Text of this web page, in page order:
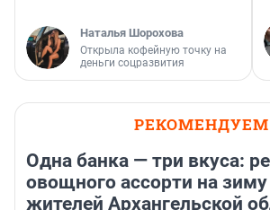
Наталья Шорохова
Открыла кофейную точку на
деньги соцразвития
РЕКОМЕНДУЕМ
Одна банка — три вкуса:
овощного ассорти на
жителей Архангельской